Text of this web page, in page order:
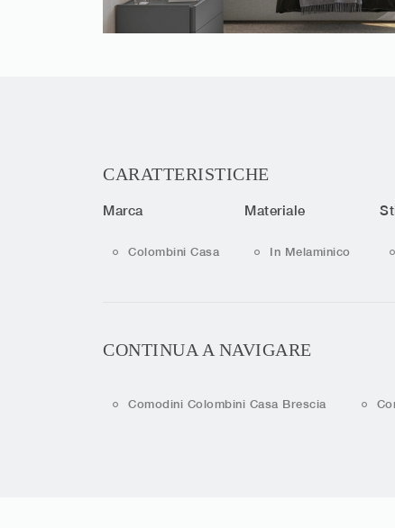
CARATTERISTICHE
Marca
Colombini Casa
Materiale
In Melaminico
CONTINUA A NAVIGARE
Comodini Colombini Casa Brescia